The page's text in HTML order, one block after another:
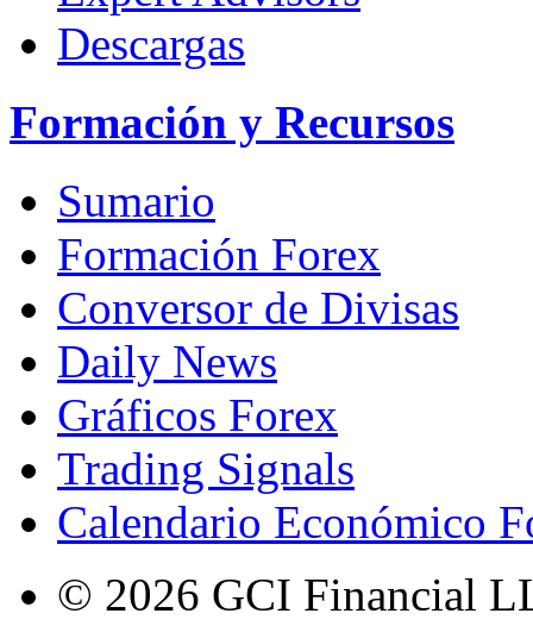
Descargas
Formación y Recursos
Sumario
Formación Forex
Conversor de Divisas
Daily News
Gráficos Forex
Trading Signals
Calendario Económico
© 2026 GCI Financial